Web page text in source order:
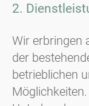
2.
Wir erbringen
der
betrieblichen